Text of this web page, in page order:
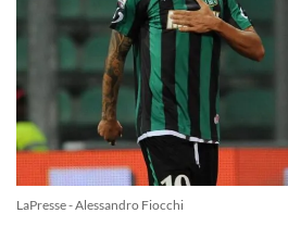
LaPresse - Alessandro Fiocchi